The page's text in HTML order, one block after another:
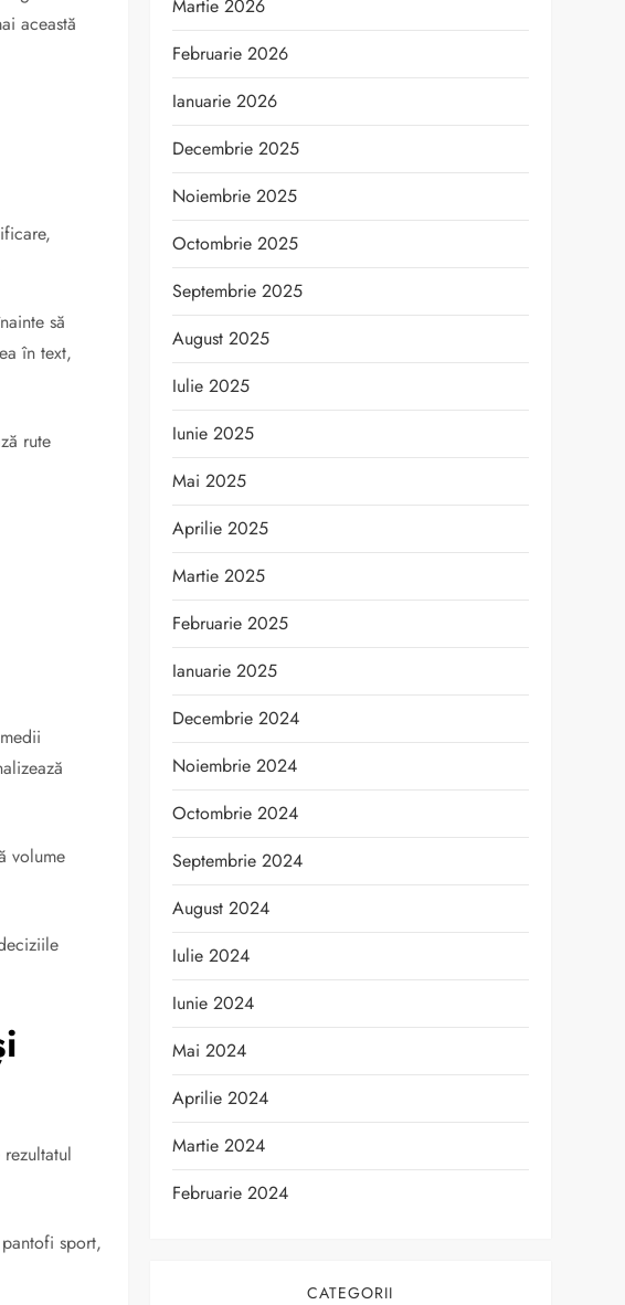
această
să
în text,
rute
volume
sport,
Martie 2026
Februarie 2026
Ianuarie 2026
Decembrie 2025
Noiembrie 2025
Octombrie 2025
Septembrie 2025
August 2025
Iulie 2025
Iunie 2025
Mai 2025
Aprilie 2025
Martie 2025
Februarie 2025
Ianuarie 2025
Decembrie 2024
Noiembrie 2024
Octombrie 2024
Septembrie 2024
August 2024
Iulie 2024
Iunie 2024
Mai 2024
Aprilie 2024
Martie 2024
Februarie 2024
CATEGORII